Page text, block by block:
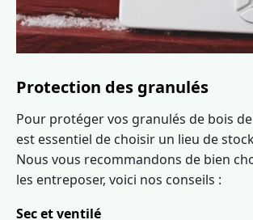
Protection des granulés
Pour protéger vos granulés de bois
est essentiel de choisir un lieu de
Nous vous recommandons de bien
les entreposer, voici nos conseils :
Sec et ventilé